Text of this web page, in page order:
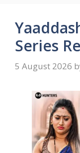
Series
5 August 2026